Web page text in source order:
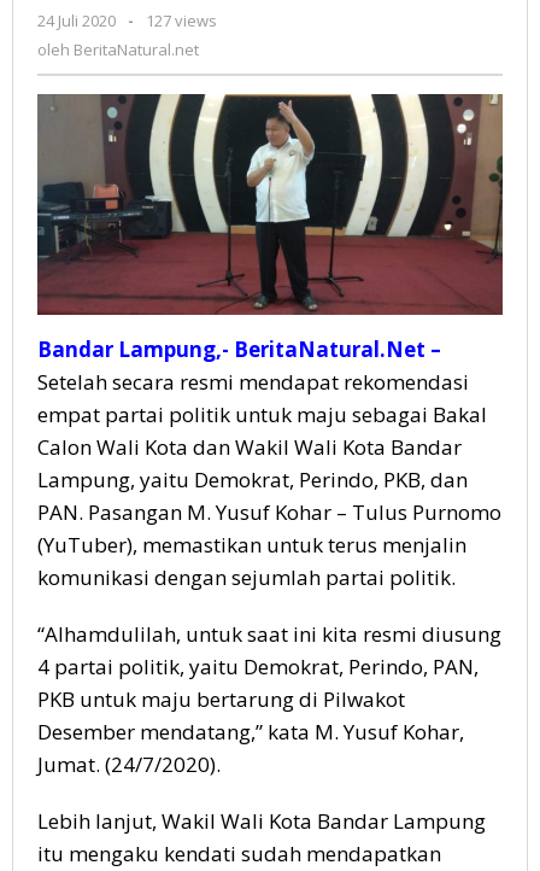
Sejumlah
Partai.
24 Juli 2020
oleh
BeritaNatural.net
-
127 views
oleh BeritaNatural.net
Bandar Lampung,- BeritaNatural.Net –
Setelah secara resmi mendapat rekomendasi
empat partai politik untuk maju sebagai Bakal
Calon Wali Kota dan Wakil Wali Kota Bandar
Lampung, yaitu Demokrat, Perindo, PKB, dan
PAN. Pasangan M. Yusuf Kohar – Tulus Purnomo
(YuTuber), memastikan untuk terus menjalin
komunikasi dengan sejumlah partai politik.
“Alhamdulilah, untuk saat ini kita resmi diusung
4 partai politik, yaitu Demokrat, Perindo, PAN,
PKB untuk maju bertarung di Pilwakot
Desember mendatang,” kata M. Yusuf Kohar,
Jumat. (24/7/2020).
Lebih lanjut, Wakil Wali Kota Bandar Lampung
itu mengaku kendati sudah mendapatkan